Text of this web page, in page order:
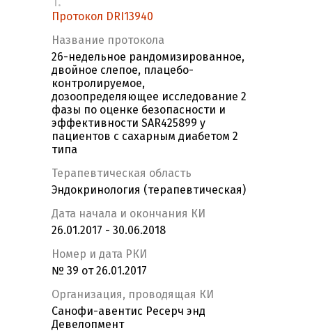
Протокол DRI13940
Название протокола
26-недельное рандомизированное,
двойное слепое, плацебо-
контролируемое,
дозоопределяющее исследование 2
фазы по оценке безопасности и
эффективности SAR425899 у
пациентов с сахарным диабетом 2
типа
Терапевтическая область
Эндокринология (терапевтическая)
Дата начала и окончания КИ
26.01.2017 - 30.06.2018
Номер и дата РКИ
№ 39 от 26.01.2017
Организация, проводящая КИ
Санофи-авентис Ресерч энд
Девелопмент